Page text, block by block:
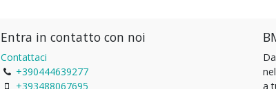
Entra in contatto con noi
Contattaci
+390444639277
+393488067695
a